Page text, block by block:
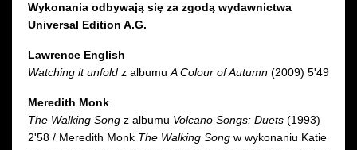
Wykonania odbywają się za zgodą wydawnictwa
Universal Edition A.G.
Lawrence English
Watching it unfold z albumuA Colour of Autumn (2009) 5'49
Meredith Monk
The Walking Song z albumu Volcano Songs: Duets (1993)
2'58 / Meredith Monk The Walking Song w wykonaniu Katie